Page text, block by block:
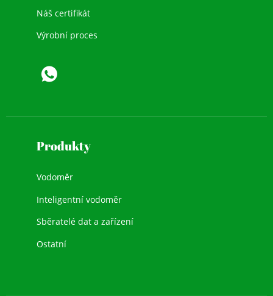
Náš certifikát
Výrobní proces
Produkty
Vodoměr
Inteligentní vodoměr
Sběratelé dat a zařízení
Ostatní